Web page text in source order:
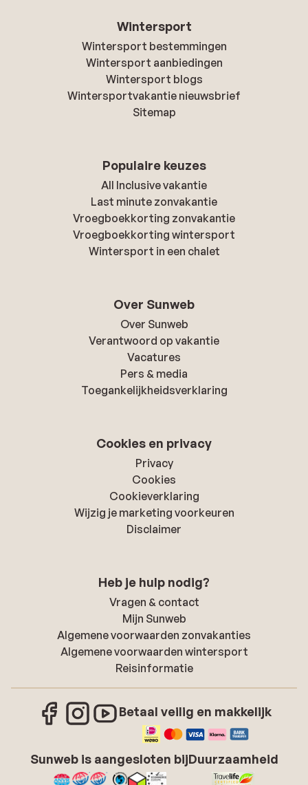
Wintersport
Wintersport bestemmingen
Wintersport aanbiedingen
Wintersport blogs
Wintersportvakantie nieuwsbrief
Sitemap
Populaire keuzes
All Inclusive vakantie
Last minute zonvakantie
Vroegboekkorting zonvakantie
Vroegboekkorting wintersport
Wintersport in een chalet
Over Sunweb
Over Sunweb
Verantwoord op vakantie
Vacatures
Pers & media
Toegankelijkheidsverklaring
Cookies en privacy
Privacy
Cookies
Cookieverklaring
Wijzig je marketing voorkeuren
Disclaimer
Heb je hulp nodig?
Vragen & contact
Mijn Sunweb
Algemene voorwaarden zonvakanties
Algemene voorwaarden wintersport
Reisinformatie
Betaal veilig en makkelijk
Sunweb is aangesloten bijDuurzaamheid